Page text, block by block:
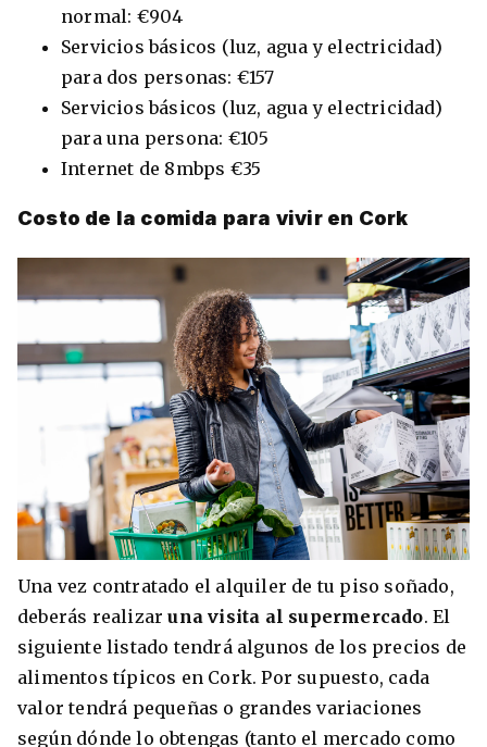
normal: €904
Servicios básicos (luz, agua y electricidad)
para dos personas: €157
Servicios básicos (luz, agua y electricidad)
para una persona: €105
Internet de 8mbps €35
Costo de la comida para vivir en Cork
Una vez contratado el alquiler de tu piso soñado,
deberás realizaruna visita al supermercado. El
siguiente listado tendrá algunos de los precios de
alimentos típicos en Cork. Por supuesto, cada
valor tendrá pequeñas o grandes variaciones
según dónde lo obtengas (tanto el mercado como